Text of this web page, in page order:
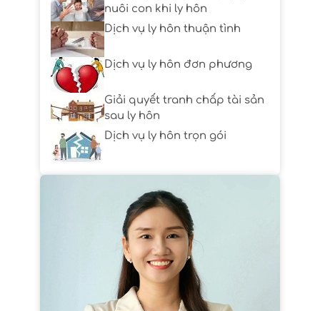
nuôi con khi ly hôn
Dịch vụ ly hôn thuận tình
Dịch vụ ly hôn đơn phương
Giải quyết tranh chấp tài sản
sau ly hôn
Dịch vụ ly hôn trọn gói